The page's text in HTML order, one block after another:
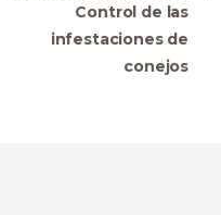
Control de las
infestaciones de
conejos